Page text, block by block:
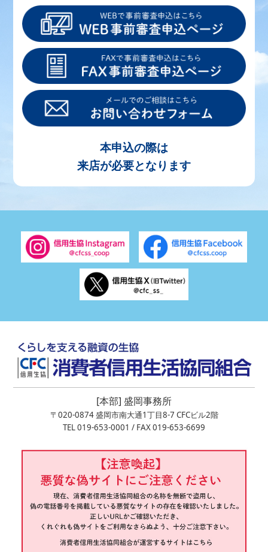
本申込の際は
来店が必要となります
[本部] 盛岡事務所
〒020-0874 盛岡市南大通1丁目8-7 CFCビル2階
TEL 019-653-0001 / FAX 019-653-6699